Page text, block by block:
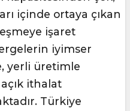
içinde ortaya çıkan
işaret
iyimser
yerli üretimle
ithalat
Türkiye